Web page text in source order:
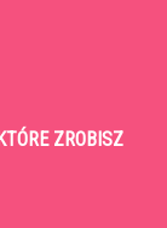
ZROBISZ